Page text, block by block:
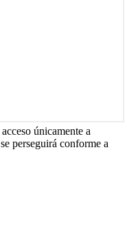
únicamente a
perseguirá conforme a